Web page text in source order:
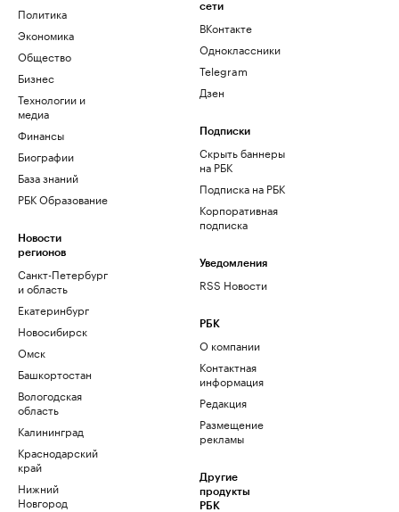
Политика
Экономика
Общество
Бизнес
Технологии и
медиа
Финансы
Биографии
База знаний
РБК Образование
Новости
регионов
Санкт-Петербург
и область
Екатеринбург
Новосибирск
Омск
Башкортостан
Вологодская
область
Калининград
Краснодарский
край
Нижний
Новгород
сети
ВКонтакте
Одноклассники
Telegram
Дзен
Подписки
Скрыть баннеры
на РБК
Подписка на РБК
Корпоративная
подписка
Уведомления
RSS Новости
РБК
О компании
Контактная
информация
Редакция
Размещение
рекламы
Другие
продукты
РБК